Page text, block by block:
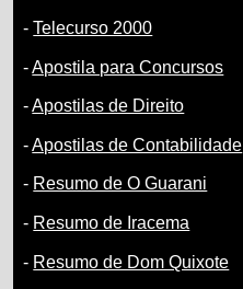
-Telecurso 2000
-Apostila para Concursos
-Apostilas de Direito
-Apostilas de Contabilidade
- Resumo de O Guarani
- Resumo de Iracema
- Resumo de Dom Quixote